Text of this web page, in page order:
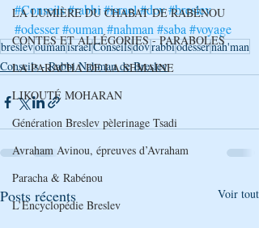
LA LUMIÈRE DU CHABAT DE RABÉNOU
CONTES ET ALLÉGORIES - PARABOLES
LA PARACHA DE LA SEMAINE
LIKOUTÉ MOHARAN
Génération Breslev pèlerinage Tsadi
Avraham Avinou, épreuves d’Avraham
Paracha & Rabénou
L’Encyclopédie Breslev
#Conseils#rabbi#israel#dov#breslev
#odesser#ouman #nahman #saba #voyage
breslevoumanisraelConseilsdovrabbiodessernah'man
Conseils - Rabbi Nahman de Breslev
Posts récents Voir tout